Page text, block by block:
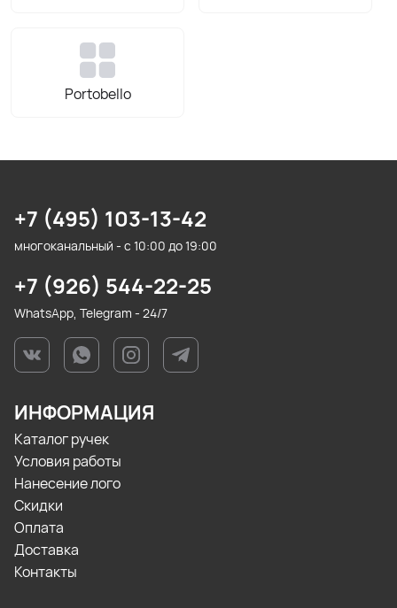
Portobello
+7 (495) 103-13-42
многоканальный - с 10:00 до 19:00
+7 (926) 544-22-25
WhatsApp, Telegram - 24/7
ИНФОРМАЦИЯ
Каталог ручек
Условия работы
Нанесение лого
Скидки
Оплата
Доставка
Контакты